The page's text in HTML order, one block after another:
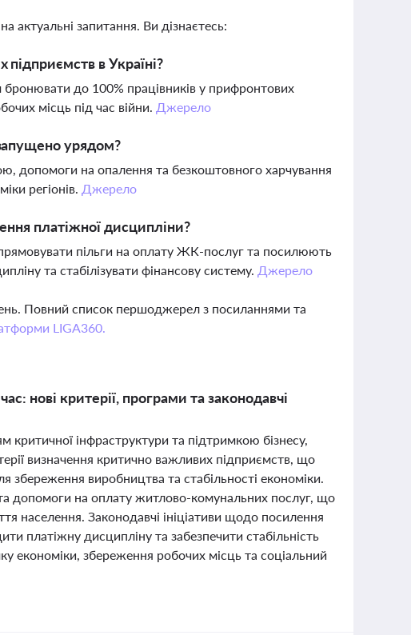
актуальні запитання. Ви дізнаєтесь:
в Україні?
до 100% працівників у прифронтових
місць під час війни. Джерело
урядом?
допомоги на опалення та безкоштовного харчування
регіонів. Джерело
платіжної дисципліни?
пільги на оплату ЖК-послуг та посилюють
та стабілізувати фінансову систему. Джерело
Повний список першоджерел з посиланнями та
LIGA360.
нові критерії, програми та законодавчі
критичної інфраструктури та підтримкою бізнесу,
визначення критично важливих підприємств, що
виробництва та стабільності економіки.
допомоги на оплату житлово-комунальних послуг, що
населення. Законодавчі ініціативи щодо посилення
платіжну дисципліну та забезпечити стабільність
економіки, збереження робочих місць та соціальний